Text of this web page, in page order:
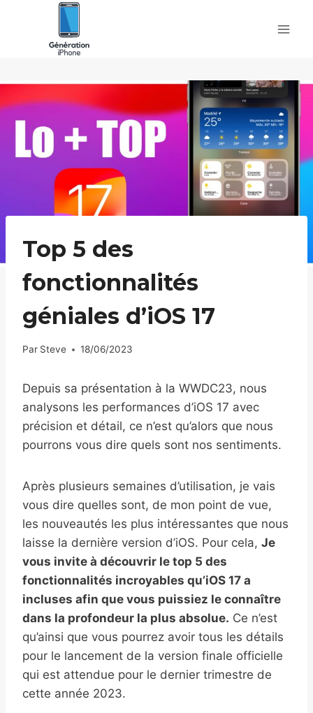
Top 5 des
fonctionnalités
géniales d’iOS 17
Par Steve 18/06/2023
Depuis sa présentation à la WWDC23, nous
analysons les performances d’iOS 17 avec
précision et détail, ce n’est qu’alors que nous
pourrons vous dire quels sont nos sentiments.
Après plusieurs semaines d’utilisation, je vais
vous dire quelles sont, de mon point de vue,
les nouveautés les plus intéressantes que nous
laisse la dernière version d’iOS. Pour cela, Je
vous invite à découvrir le top 5 des
fonctionnalités incroyables qu’iOS 17 a
incluses afin que vous puissiez le connaître
dans la profondeur la plus absolue. Ce n’est
qu’ainsi que vous pourrez avoir tous les détails
pour le lancement de la version finale officielle
qui est attendue pour le dernier trimestre de
cette année 2023.